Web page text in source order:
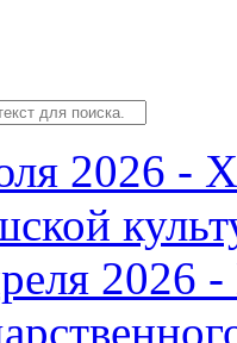
2026 -
2026